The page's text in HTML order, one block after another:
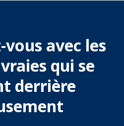
avec les
qui se
derrière